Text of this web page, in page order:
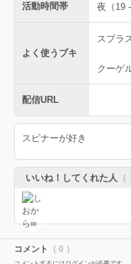
活動時間帯 夜（19 -
よく使うブキ
スプラ
クーゲ
配信URL
スピナーが好き
いいね！してくれた人 （
コメント （ 0 ）